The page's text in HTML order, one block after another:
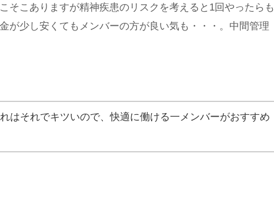
そこありますが精神疾患のリスクを考えると1回やったらも
が少し安くてもメンバーの方が良い気も・・・。中間管理
はそれでキツいので、快適に働ける一メンバーがおすすめ